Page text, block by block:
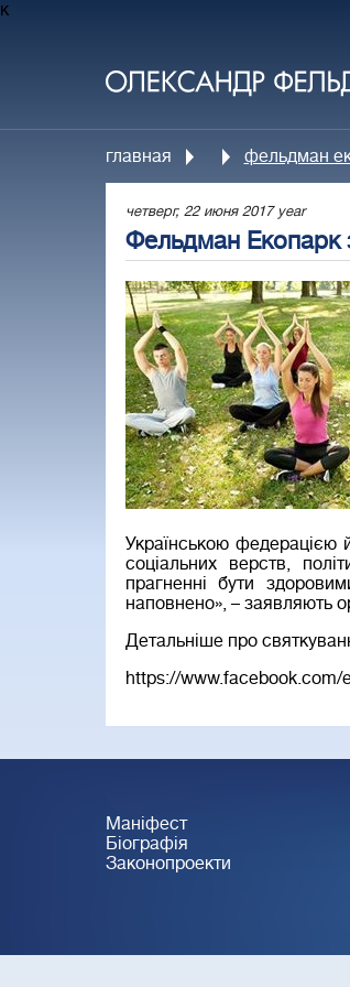
к
главная фельдман
четверг, 22 июня 2017 year
Фельдман Екопарк
Українською федерацією
соціальних верств,
прагненні бути
наповнено», – заявляють
Детальніше про
https://www.facebook.com/
Маніфест
Біографія
Законопроекти